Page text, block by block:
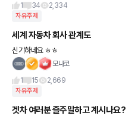
1
34 2,334
자유주제
세계 자동차 회사 관계도
신기하네요 ㅎㅎ
모나코
1
15 2,669
자유주제
겟차 여러분 즐주말하고 계시나요?